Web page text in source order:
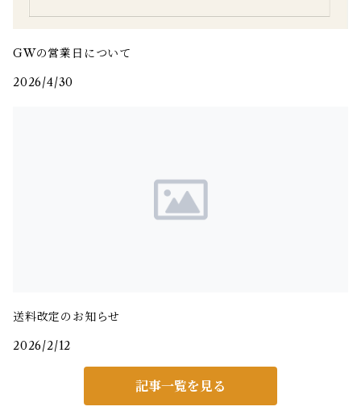
GWの営業日について
2026/4/30
送料改定のお知らせ
2026/2/12
記事一覧を見る